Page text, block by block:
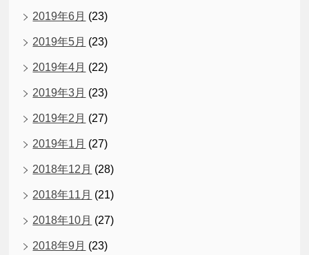
2019年6月 (23)
2019年5月 (23)
2019年4月 (22)
2019年3月 (23)
2019年2月 (27)
2019年1月 (27)
2018年12月 (28)
2018年11月 (21)
2018年10月 (27)
2018年9月 (23)